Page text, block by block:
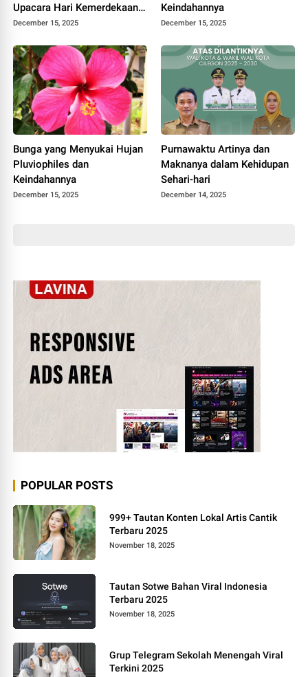
Upacara Hari Kemerdekaan
Indonesia
December 15, 2025
Keindahannya
December 15, 2025
Bunga yang Menyukai Hujan
Pluviophiles dan
Keindahannya
December 15, 2025
Purnawaktu Artinya dan
Maknanya dalam Kehidupan
Sehari-hari
December 14, 2025
POPULAR POSTS
999+ Tautan Konten Lokal Artis Cantik
Terbaru 2025
November 18, 2025
Tautan Sotwe Bahan Viral Indonesia
Terbaru 2025
November 18, 2025
Grup Telegram Sekolah Menengah Viral
Terkini 2025